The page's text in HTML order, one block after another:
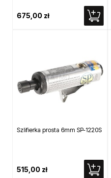
675,00 zł
Szlifierka prosta 6mm SP-1220S
515,00 zł